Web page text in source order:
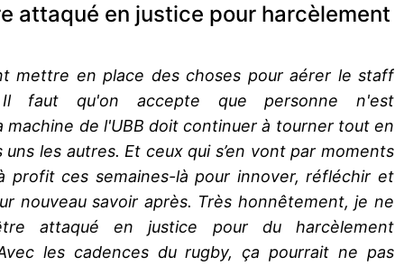
attaqué en justice pour harcèlement
mettre en place des choses pour aérer le staff
Il faut qu'on accepte que personne n'est
machine de l'UBB doit continuer à tourner tout en
les autres. Et ceux qui s’en vont par moments
profit ces semaines-là pour innover, réfléchir et
nouveau savoir après. Très honnêtement, je ne
attaqué en justice pour du harcèlement
les cadences du rugby, ça pourrait ne pas